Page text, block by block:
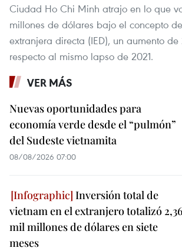
Ciudad Ho Chi Minh atrajo en lo que
millones de dólares bajo el concepto
extranjera directa (IED), un aumento
respecto al mismo lapso de 2021.
VER MÁS
Nuevas oportunidades para
economía verde desde el “pulmón”
del Sudeste vietnamita
08/08/2026 07:00
Inversión total de
vietnam en el extranjero totalizó 2,36
mil millones de dólares en siete
meses